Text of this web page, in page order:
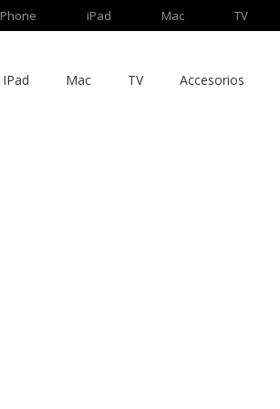
iPad Mac TV
IPad Mac TV Accesorios